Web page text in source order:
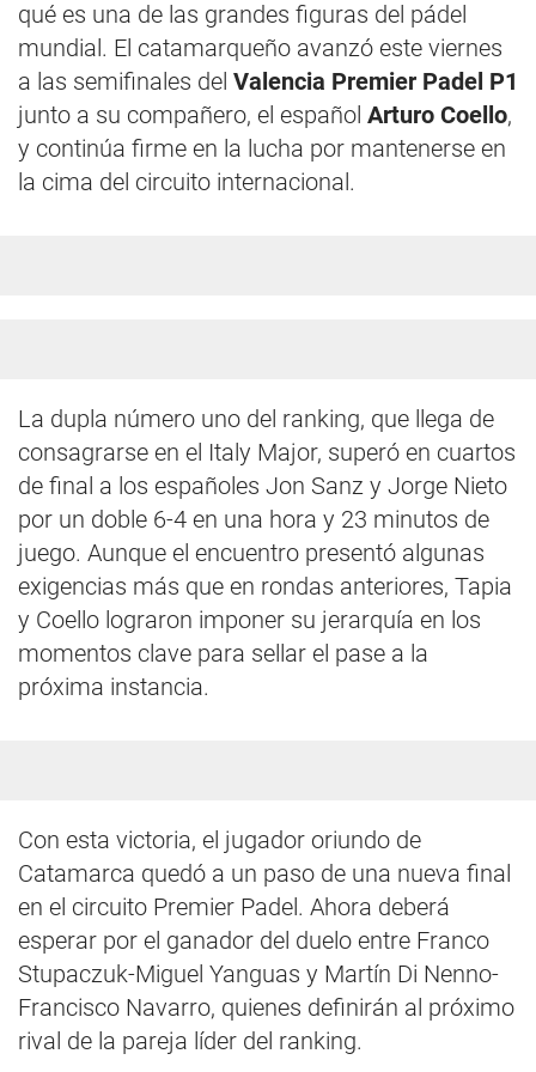
qué es una de las grandes figuras del pádel
mundial. El catamarqueño avanzó este viernes
a las semifinales del Valencia Premier Padel P1
junto a su compañero, el español Arturo Coello,
y continúa firme en la lucha por mantenerse en
la cima del circuito internacional.
La dupla número uno del ranking, que llega de
consagrarse en el Italy Major, superó en cuartos
de final a los españoles Jon Sanz y Jorge Nieto
por un doble 6-4 en una hora y 23 minutos de
juego. Aunque el encuentro presentó algunas
exigencias más que en rondas anteriores, Tapia
y Coello lograron imponer su jerarquía en los
momentos clave para sellar el pase a la
próxima instancia.
Con esta victoria, el jugador oriundo de
Catamarca quedó a un paso de una nueva final
en el circuito Premier Padel. Ahora deberá
esperar por el ganador del duelo entre Franco
Stupaczuk-Miguel Yanguas y Martín Di Nenno-
Francisco Navarro, quienes definirán al próximo
rival de la pareja líder del ranking.